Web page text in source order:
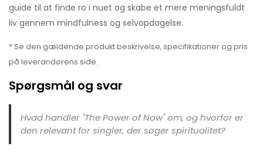
guide til at finde ro i nuet og skabe et mere meningsfuldt
liv gennem mindfulness og selvopdagelse.
* Se den gældende produkt beskrivelse, specifikationer og pris
på leverandørens side.
Spørgsmål og svar
Hvad handler "The Power of Now" om, og hvorfor er
den relevant for singler, der søger spiritualitet?